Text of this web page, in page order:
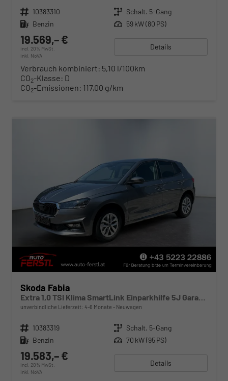
Fahrzeugnr. 10383310 Getriebe Schalt. 5-Gang
Kraftstoff Benzin Leistung 59 kW (80 PS)
19.569,– €
incl. 20% MwSt.
inkl. NoVA
Details
Verbrauch kombiniert: 5,10 l/100km
CO2-Klasse: D
CO2-Emissionen: 117,00 g/km
Skoda Fabia
Extra 1,0 TSI Klima SmartLink Einparkhilfe 5J Garantie LED Scheinwerfer Bluetooth
unverbindliche Lieferzeit: 4-6 Monate Neuwagen
Fahrzeugnr. 10383319 Getriebe Schalt. 5-Gang
Kraftstoff Benzin Leistung 70 kW (95 PS)
19.583,– €
incl. 20% MwSt.
inkl. NoVA
Details